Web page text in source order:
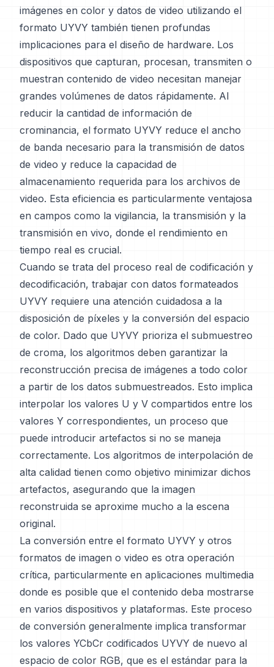
imágenes en color y datos de video utilizando el
formato UYVY también tienen profundas
implicaciones para el diseño de hardware. Los
dispositivos que capturan, procesan, transmiten o
muestran contenido de video necesitan manejar
grandes volúmenes de datos rápidamente. Al
reducir la cantidad de información de
crominancia, el formato UYVY reduce el ancho
de banda necesario para la transmisión de datos
de video y reduce la capacidad de
almacenamiento requerida para los archivos de
video. Esta eficiencia es particularmente ventajosa
en campos como la vigilancia, la transmisión y la
transmisión en vivo, donde el rendimiento en
tiempo real es crucial.
Cuando se trata del proceso real de codificación y
decodificación, trabajar con datos formateados
UYVY requiere una atención cuidadosa a la
disposición de píxeles y la conversión del espacio
de color. Dado que UYVY prioriza el submuestreo
de croma, los algoritmos deben garantizar la
reconstrucción precisa de imágenes a todo color
a partir de los datos submuestreados. Esto implica
interpolar los valores U y V compartidos entre los
valores Y correspondientes, un proceso que
puede introducir artefactos si no se maneja
correctamente. Los algoritmos de interpolación de
alta calidad tienen como objetivo minimizar dichos
artefactos, asegurando que la imagen
reconstruida se aproxime mucho a la escena
original.
La conversión entre el formato UYVY y otros
formatos de imagen o video es otra operación
crítica, particularmente en aplicaciones multimedia
donde es posible que el contenido deba mostrarse
en varios dispositivos y plataformas. Este proceso
de conversión generalmente implica transformar
los valores YCbCr codificados UYVY de nuevo al
espacio de color RGB, que es el estándar para la